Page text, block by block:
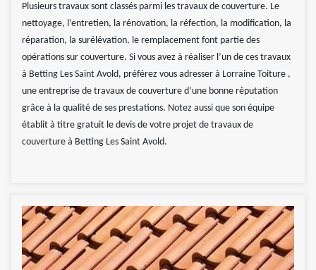
Plusieurs travaux sont classés parmi les travaux de couverture. Le
nettoyage, l’entretien, la rénovation, la réfection, la modification, la
réparation, la surélévation, le remplacement font partie des
opérations sur couverture. Si vous avez à réaliser l’un de ces travaux
à Betting Les Saint Avold, préférez vous adresser à Lorraine Toiture ,
une entreprise de travaux de couverture d’une bonne réputation
grâce à la qualité de ses prestations. Notez aussi que son équipe
établit à titre gratuit le devis de votre projet de travaux de
couverture à Betting Les Saint Avold.